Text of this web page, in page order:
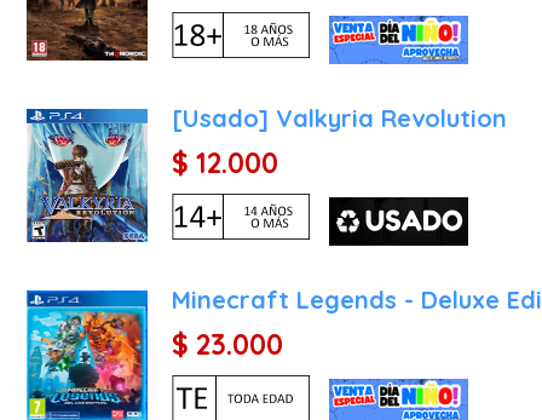
[Usado] Valkyria Revolution
$ 12.000
Minecraft Legends - Deluxe
$ 23.000